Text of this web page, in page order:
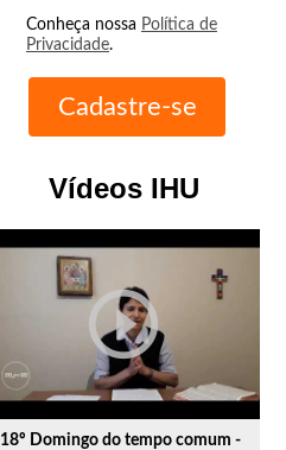
Conheça nossa Política de
Privacidade.
Vídeos IHU
play_circle_outline
18º Domingo do tempo comum -